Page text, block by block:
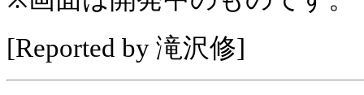
[Reported by 滝沢修]